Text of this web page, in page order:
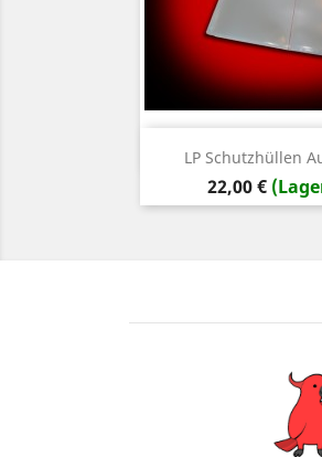
LP Schutzhüllen
Preis
22,00 €
